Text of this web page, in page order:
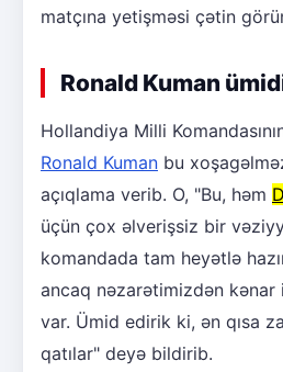
matçına yetişməsi çətin
Ronald Kuman
Hollandiya Milli
Ronald Kuman bu
açıqlama verib. O, "Bu, həm
üçün çox əlverişsiz bir
komandada tam heyətlə
ancaq nəzarətimizdən kənar
var. Ümid edirik ki, ən qısa
qatılar" deyə bildirib.